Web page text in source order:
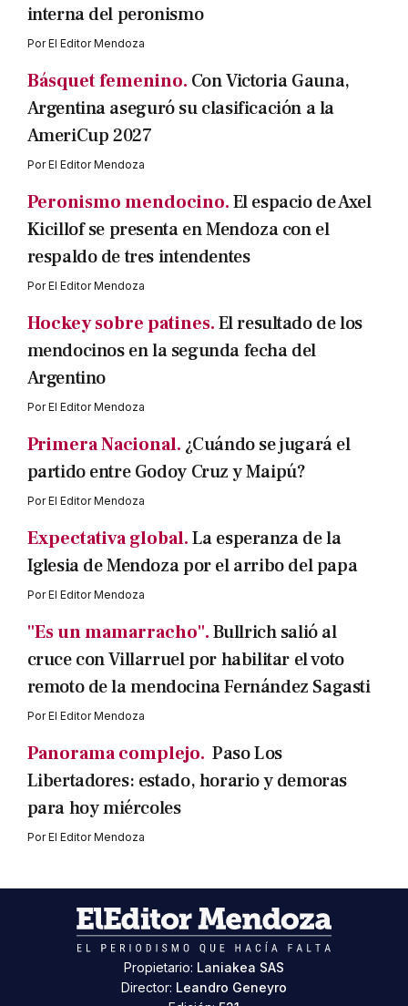
interna del peronismo
PorEl Editor Mendoza
Básquet femenino. Con Victoria Gauna,
Argentina aseguró su clasificación a la
AmeriCup 2027
PorEl Editor Mendoza
Peronismo mendocino.El espacio de Axel
Kicillof se presenta en Mendoza con el
respaldo de tres intendentes
PorEl Editor Mendoza
Hockey sobre patines.El resultado de los
mendocinos en la segunda fecha del
Argentino
PorEl Editor Mendoza
Primera Nacional. ¿Cuándo se jugará el
partido entre Godoy Cruz y Maipú?
PorEl Editor Mendoza
Expectativa global.La esperanza de la
Iglesia de Mendoza por el arribo del papa
PorEl Editor Mendoza
"Es un mamarracho".Bullrich salió al
cruce con Villarruel por habilitar el voto
remoto de la mendocina Fernández Sagasti
PorEl Editor Mendoza
Panorama complejo. Paso Los
Libertadores: estado, horario y demoras
para hoy miércoles
PorEl Editor Mendoza
Propietario: Laniakea SAS
Director: Leandro Geneyro